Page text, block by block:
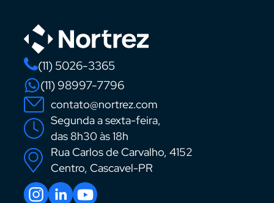
(11) 5026-3365
(11) 98997-7796
contato@nortrez.com
Segunda a sexta-feira,
das 8h30 às 18h
Rua Carlos de Carvalho, 4152
Centro, Cascavel-PR